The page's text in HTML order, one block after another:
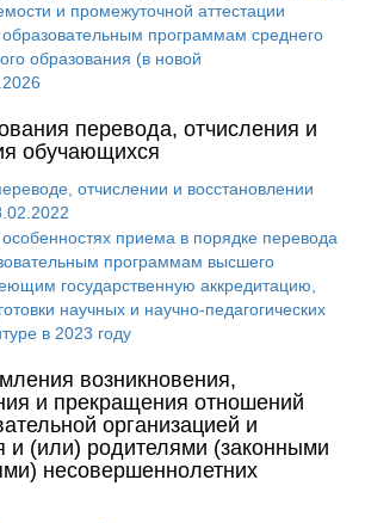
и промежуточной аттестации
программам среднего
образования (в новой
перевода, отчисления и
обучающихся
отчислении и восстановлении
приема в порядке перевода
программам высшего
государственную аккредитацию,
научных и научно-педагогических
в 2023 году
возникновения,
и прекращения отношений
организацией и
(или) родителями (законными
несовершеннолетних